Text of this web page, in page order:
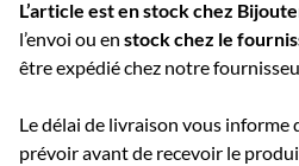
L’article est en stock chez
l’envoi ou en stock chez le
être expédié chez notre
Le délai de livraison vous informe
prévoir avant de recevoir le